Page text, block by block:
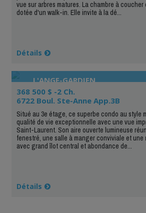
vue sur arbres matures. La chambre à
dotée d'un walk-in. Elle invite à la dé...
Détails
L'ANGE-GARDIEN
368 500 $ -2 Ch.
6722 Boul. Ste-Anne App.3B
Situé au 3e étage, ce superbe condo au style
qualité de vie exceptionnelle avec une vue
Saint-Laurent. Son aire ouverte lumineuse
fenestré, une salle à manger conviviale et
avec grand îlot central et abondance de...
Détails